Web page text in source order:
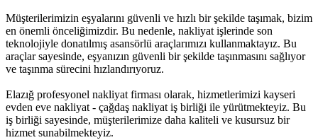
Müşterilerimizin eşyalarını güvenli ve hızlı bir şekilde taşımak, bizim
en önemli önceliğimizdir. Bu nedenle, nakliyat işlerinde son
teknolojiyle donatılmış asansörlü araçlarımızı kullanmaktayız. Bu
araçlar sayesinde, eşyanızın güvenli bir şekilde taşınmasını sağlıyor
ve taşınma sürecini hızlandırıyoruz.
Elazığ profesyonel nakliyat firması olarak, hizmetlerimizi kayseri
evden eve nakliyat - çağdaş nakliyat iş birliği ile yürütmekteyiz. Bu
iş birliği sayesinde, müşterilerimize daha kaliteli ve kusursuz bir
hizmet sunabilmekteyiz.